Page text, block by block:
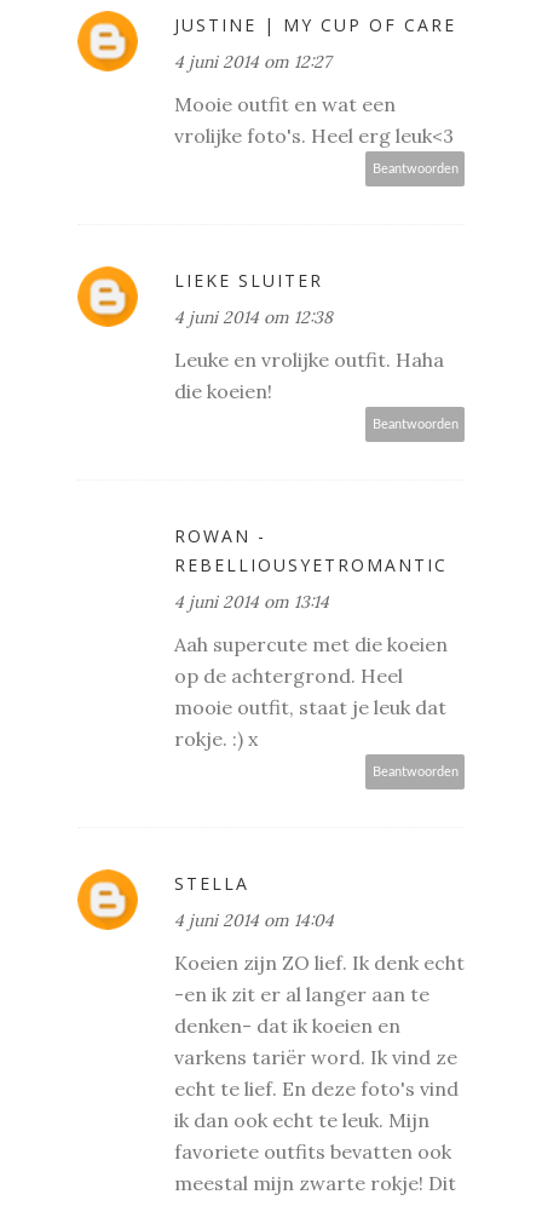
JUSTINE | MY CUP OF CARE
4 juni 2014 om 12:27
Mooie outfit en wat een
vrolijke foto's. Heel erg leuk<3
Beantwoorden
LIEKE SLUITER
4 juni 2014 om 12:38
Leuke en vrolijke outfit. Haha
die koeien!
Beantwoorden
ROWAN -
REBELLIOUSYETROMANTIC
4 juni 2014 om 13:14
Aah supercute met die koeien
op de achtergrond. Heel
mooie outfit, staat je leuk dat
rokje. :) x
Beantwoorden
STELLA
4 juni 2014 om 14:04
Koeien zijn ZO lief. Ik denk echt
-en ik zit er al langer aan te
denken- dat ik koeien en
varkens tariër word. Ik vind ze
echt te lief. En deze foto's vind
ik dan ook echt te leuk. Mijn
favoriete outfits bevatten ook
meestal mijn zwarte rokje! Dit